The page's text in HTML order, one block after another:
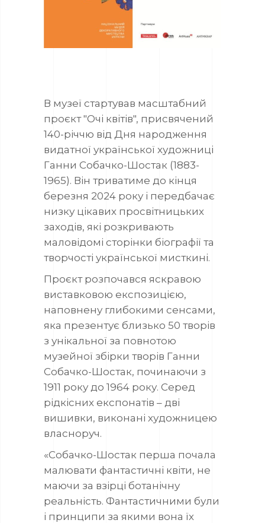
В музеї стартував масштабний
проєкт "Очі квітів", присвячений
140-річчю від Дня народження
видатної української художниці
Ганни Собачко-Шостак (1883-
1965). Він триватиме до кінця
березня 2024 року і передбачає
низку цікавих просвітницьких
заходів, які розкривають
маловідомі сторінки біографії та
творчості української мисткині.
Проєкт розпочався яскравою
виставковою експозицією,
наповнену глибокими сенсами,
яка презентує близько 50 творів
з унікальної за повнотою
музейної збірки творів Ганни
Собачко-Шостак, починаючи з
1911 року до 1964 року. Серед
рідкісних експонатів – дві
вишивки, виконані художницею
власноруч.
«Собачко-Шостак перша почала
малювати фантастичні квіти, не
маючи за взірці ботанічну
реальність. Фантастичними були
і принципи за якими вона їх